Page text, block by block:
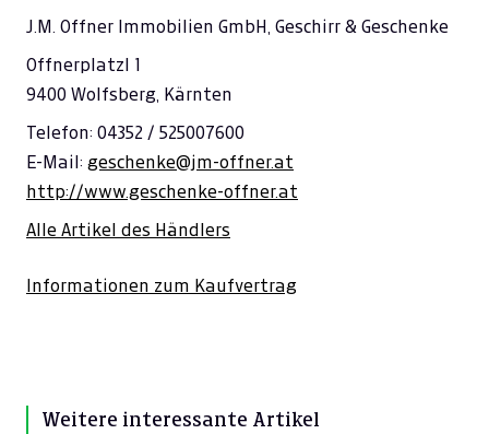
J.M. Offner Immobilien GmbH, Geschirr & Geschenke
Offnerplatzl 1
9400 Wolfsberg, Kärnten
Telefon: 04352 / 525007600
E-Mail: geschenke@jm-offner.at
http://www.geschenke-offner.at
Alle Artikel des Händlers
Informationen zum Kaufvertrag
Weitere interessante Artikel